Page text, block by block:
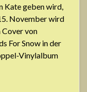
Kate geben wird,
November wird
von
For Snow in der
Vinylalbum